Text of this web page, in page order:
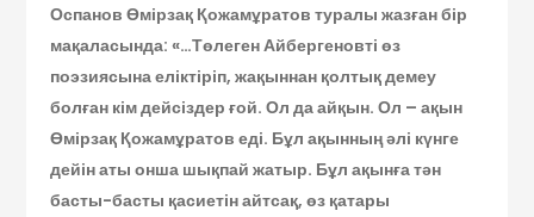
Оспанов Өмірзақ Қожамұратов туралы жазған бір
мақаласында: «…Төлеген Айбергеновті өз
поэзиясына еліктіріп, жақыннан қолтық демеу
болған кім дейсіздер ғой. Ол да айқын. Ол – ақын
Өмірзақ Қожамұратов еді. Бұл ақынның әлі күнге
дейін аты онша шықпай жатыр. Бұл ақынға тән
басты-басты қасиетін айтсақ, өз қатары